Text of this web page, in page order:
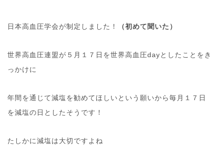
日本高血圧学会が制定しました！ （初めて聞いた）
世界高血圧連盟が５月１７日を世界高血圧dayとしたことをき
っかけに
年間を通じて減塩を勧めてほしいという願いから毎月１７日
を減塩の日としたそうです！
たしかに減塩は大切ですよね